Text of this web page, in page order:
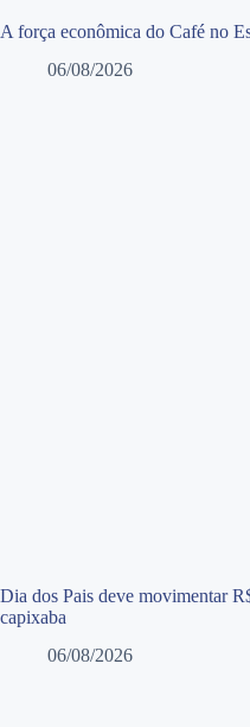
A força econômica do Café no
06/08/2026
Dia dos Pais deve movimentar
capixaba
06/08/2026